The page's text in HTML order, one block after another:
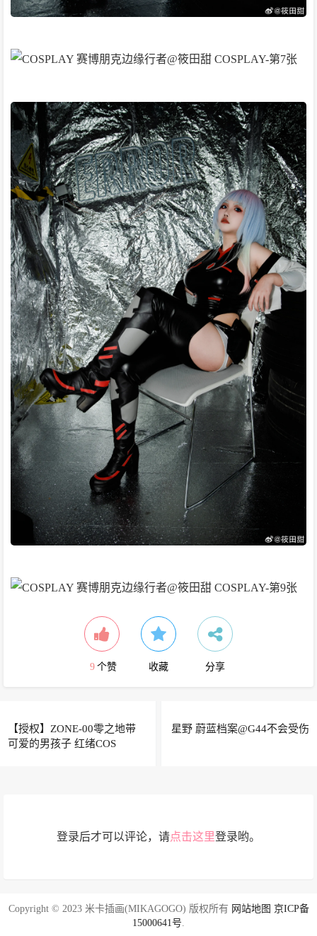
9 个赞 收藏 分享
【授权】ZONE-00零之地带
可爱的男孩子 红绪COS
星野 蔚蓝档案@G44不会受伤
登录后才可以评论，请点击这里登录哟。
Copyright © 2023 米卡插画(MIKAGOGO) 版权所有 网站地图 京ICP备
15000641号.